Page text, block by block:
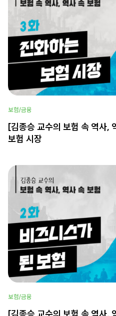
보험/금융
[김종승 교수의 보험 속 역사,
보험 시장
보험/금융
[김종승 교수의 보험 속 역사,